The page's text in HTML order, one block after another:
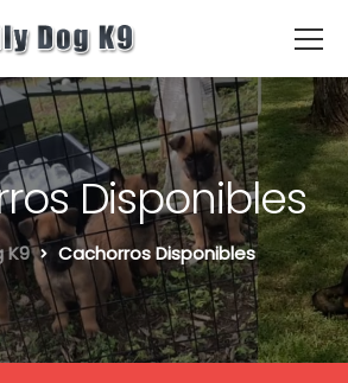
Disponibles
K9 Cachorros Disponibles